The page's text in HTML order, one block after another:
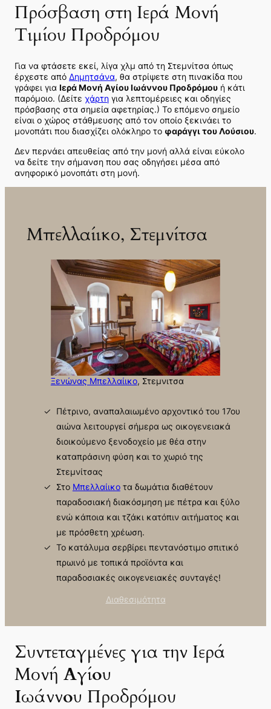
Πρόσβαση στη Ιερά Μονή
Τιμίου Προδρόμου
Για να φτάσετε εκεί, λίγα χλμ από τη Στεμνίτσα όπως
έρχεστε από Δημητσάνα, θα στρίψετε στη πινακίδα που
γράφει για Ιερά Μονή Αγίου Ιωάννου Προδρόμου ή κάτι
παρόμοιο. (Δείτε χάρτη για λεπτομέρειες και οδηγίες
πρόσβασης στα σημεία αφετηρίας.) Το επόμενο σημείο
είναι ο χώρος στάθμευσης από τον οποίο ξεκινάει το
μονοπάτι που διασχίζει ολόκληρο το φαράγγι του Λούσιου.
Δεν περνάει απευθείας από την μονή αλλά είναι εύκολο
να δείτε την σήμανση που σας οδηγήσει μέσα από
ανηφορικό μονοπάτι στη μονή.
Μπελλαίικο, Στεμνίτσα
Ξενώνας Μπελλαίικο, Στεμνιτσα
Πέτρινο, αναπαλαιωμένο αρχοντικό του 17ου
αιώνα λειτουργεί σήμερα ως οικογενειακά
διοικούμενο ξενοδοχείο με θέα στην
καταπράσινη φύση και το χωριό της
Στεμνίτσας
Στο Μπελλαίικοτα δωμάτια διαθέτουν
παραδοσιακή διακόσμηση με πέτρα και ξύλο
ενώ κάποια και τζάκι κατόπιν αιτήματος και
με πρόσθετη χρέωση.
Το κατάλυμα σερβίρει πεντανόστιμο σπιτικό
πρωινό με τοπικά προϊόντα και
παραδοσιακές οικογενειακές συνταγές!
Διαθεσιμότητα
Συντεταγμένες για την Ιερά
Μονή Αγίου
Ιωάννου Προδρόμου